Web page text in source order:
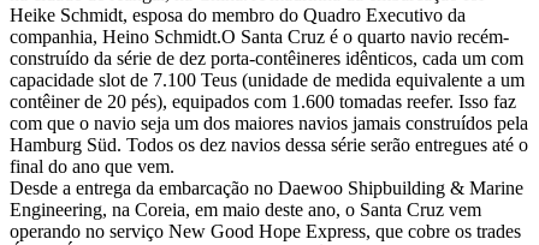
Heike Schmidt, esposa do membro do Quadro Executivo da
companhia, Heino Schmidt.O Santa Cruz é o quarto navio recém-
construído da série de dez porta-contêineres idênticos, cada um com
capacidade slot de 7.100 Teus (unidade de medida equivalente a um
contêiner de 20 pés), equipados com 1.600 tomadas reefer. Isso faz
com que o navio seja um dos maiores navios jamais construídos pela
Hamburg Süd. Todos os dez navios dessa série serão entregues até o
final do ano que vem.
Desde a entrega da embarcação no Daewoo Shipbuilding & Marine
Engineering, na Coreia, em maio deste ano, o Santa Cruz vem
operando no serviço New Good Hope Express, que cobre os trades